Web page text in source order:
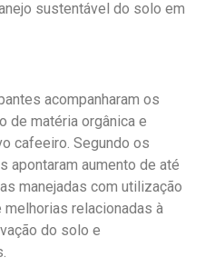
sustentável do solo em
acompanharam os
de matéria orgânica e
cafeeiro. Segundo os
apontaram aumento de até
manejadas com utilização
relacionadas à
do solo e